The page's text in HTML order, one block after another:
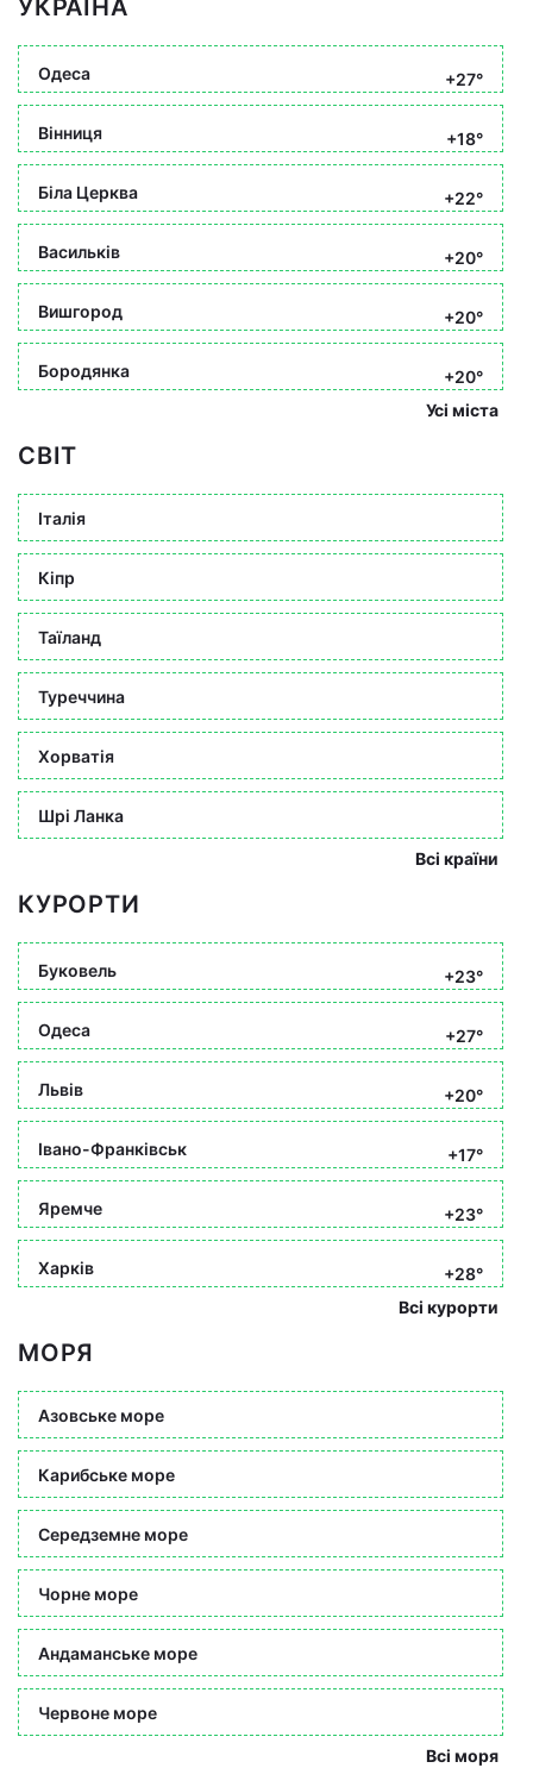
УКРАЇНА
Одеса +27°
Вінниця +18°
Біла Церква +22°
Васильків +20°
Вишгород +20°
Бородянка
+20°
Усі міста
СВІТ
Італія
Кіпр
Таїланд
Туреччина
Хорватія
Шрі Ланка
Всі країни
КУРОРТИ
Буковель +23°
Одеса +27°
Львів +20°
Івано-Франківськ +17°
Яремче +23°
Харків
+28°
Всі курорти
МОРЯ
Азовське море
Карибське море
Середземне море
Чорне море
Андаманське море
Червоне море
Всі моря